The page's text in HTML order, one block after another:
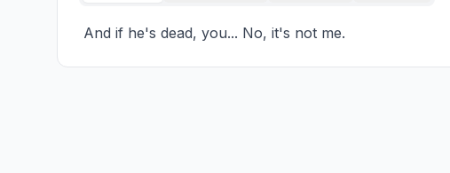
And if he's dead, you... No, it's not me.